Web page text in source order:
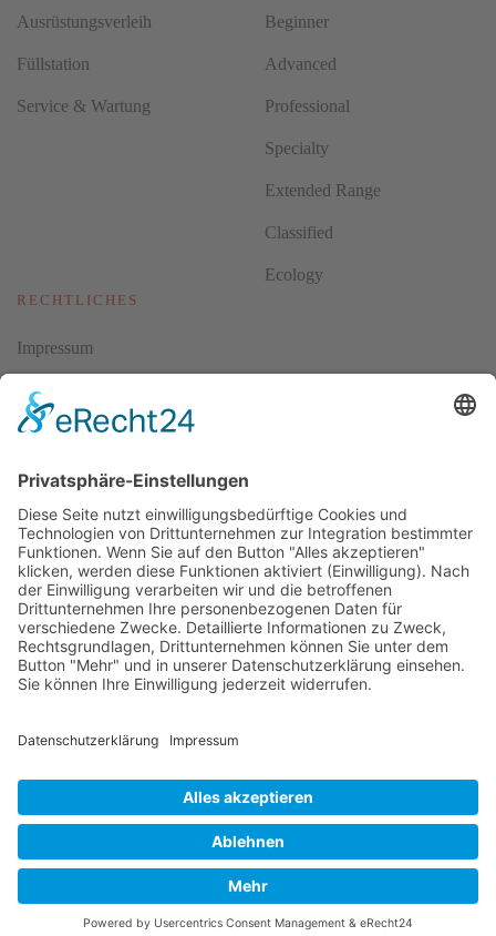
Ausrüstungsverleih
Füllstation
Service & Wartung
Beginner
Advanced
Professional
Specialty
Extended Range
Classified
Ecology
RECHTLICHES
Impressum
Datenschutz
AGBs
Cookie-Einstellungen
Copyright ©2026ScubaholiX | Tauchschule und Tauchreisen.
Alle Rechte vorbehalten.
Umsetzung und Realisierung durchWEBandWIRE Internet- und
Rechte vorbehalten.
Umsetzung und Realisierung durchWEBandWIRE Internet- und EDV-
Dienstleistungen